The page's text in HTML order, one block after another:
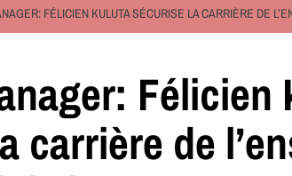
FÉLICIEN KULUTA SÉCURISE LA CARRIÈRE DE
Félicien
carrière de